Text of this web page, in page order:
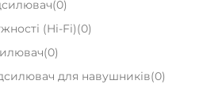
(0)
(Hi-Fi)(0)
(0)
для навушників(0)